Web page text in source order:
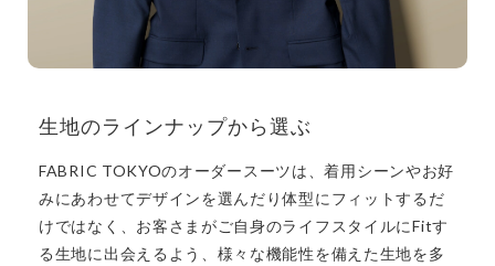
生地のラインナップから選ぶ
FABRIC TOKYOのオーダースーツは、着用シーンやお好
みにあわせてデザインを選んだり体型にフィットするだ
けではなく、お客さまがご自身のライフスタイルにFitす
る生地に出会えるよう、様々な機能性を備えた生地を多